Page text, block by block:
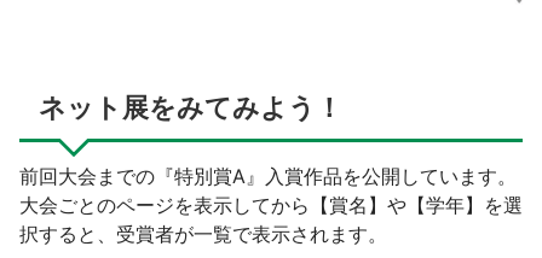
ネット展をみてみよう！
前回大会までの『特別賞A』入賞作品を公開しています。
大会ごとのページを表示してから【賞名】や【学年】を選
択すると、受賞者が一覧で表示されます。